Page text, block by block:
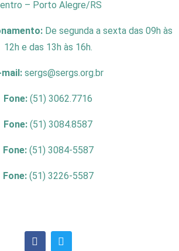
– Porto Alegre/RS
De segunda a sexta das 09h às
12h e das 13h às 16h.
mail: sergs@sergs.org.br
Fone: (51) 3062.7716
Fone: (51) 3084.8587
Fone: (51) 3084-5587
Fone: (51) 3226-5587